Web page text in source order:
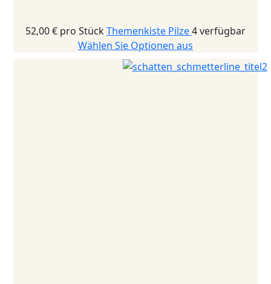
52,00 € pro StückThemenkiste Pilze4 verfügbar
Wählen Sie Optionen aus